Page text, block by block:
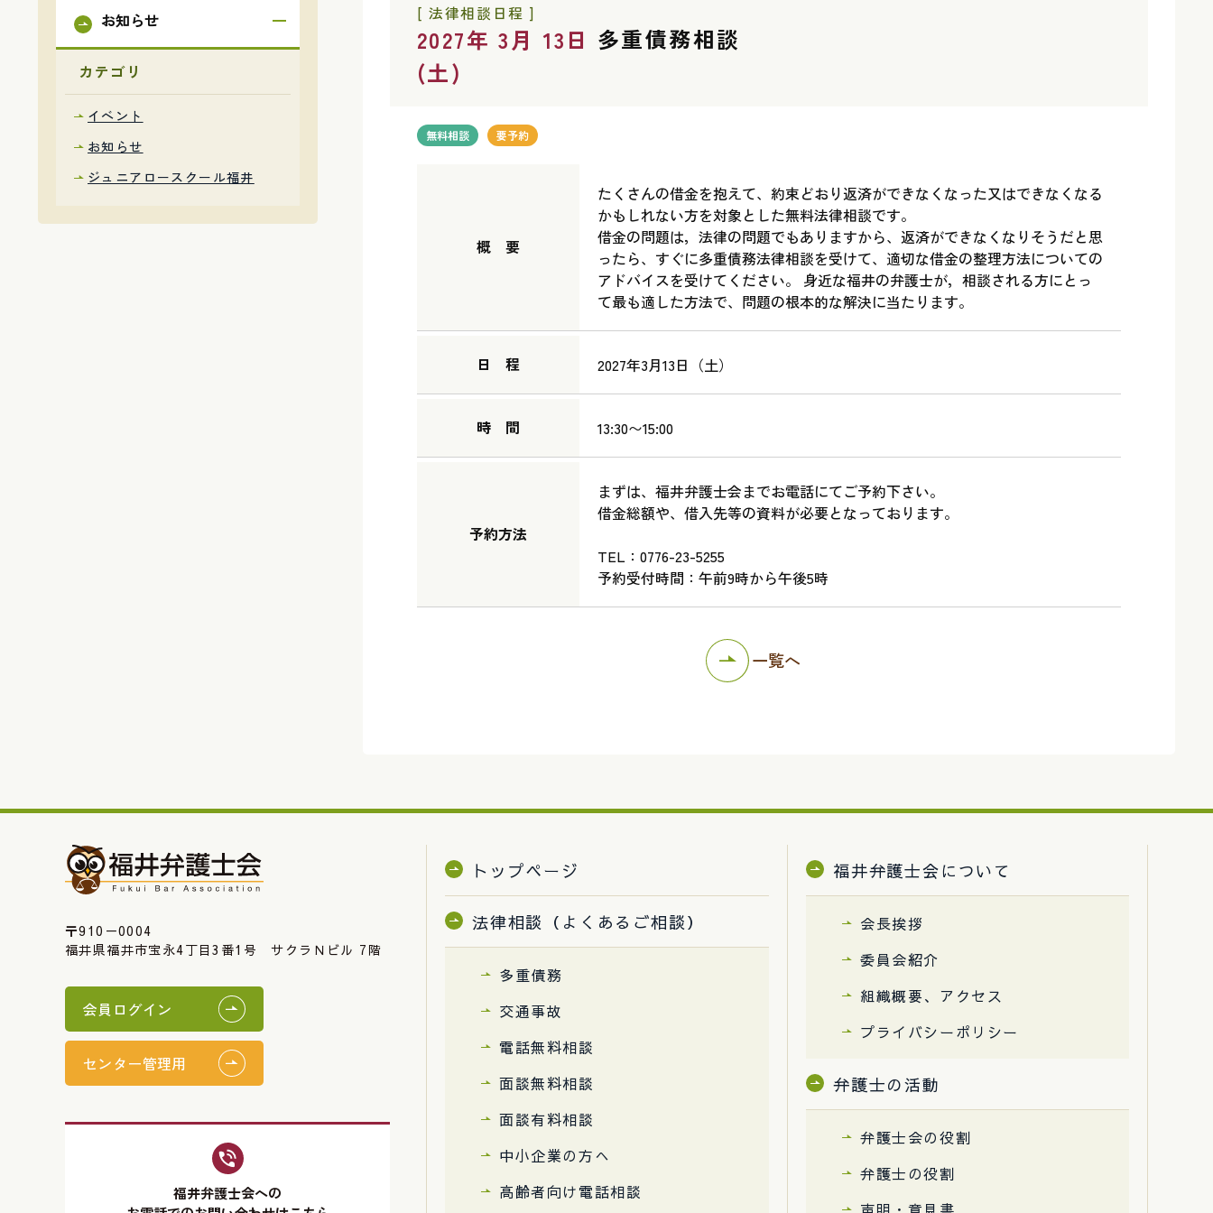
お知らせ
カテゴリ
イベント
お知らせ
ジュニアロースクール福井
[ 法律相談日程 ]
2027年 3月 13日
(土)
多重債務相談
無料相談 要予約
概 要
たくさんの借金を抱えて、約束どおり返済ができなくなった又はできなくなる
かもしれない方を対象とした無料法律相談です。
借金の問題は，法律の問題でもありますから、返済ができなくなりそうだと思
ったら、すぐに多重債務法律相談を受けて、適切な借金の整理方法についての
アドバイスを受けてください。 身近な福井の弁護士が，相談される方にとっ
て最も適した方法で、問題の根本的な解決に当たります。
日 程 2027年3月13日（土）
時 間 13:30〜15:00
予約方法
まずは、福井弁護士会までお電話にてご予約下さい。
借金総額や、借入先等の資料が必要となっております。
TEL：0776-23-5255
予約受付時間：午前9時から午後5時
一覧へ
〒910－0004
福井県福井市宝永4丁目3番1号 サクラＮビル 7階
会員ログイン
センター管理用
福井弁護士会への
トップページ
法律相談（よくあるご相談）
多重債務
交通事故
電話無料相談
面談無料相談
面談有料相談
中小企業の方へ
高齢者向け電話相談
福井弁護士会について
会長挨拶
委員会紹介
組織概要、アクセス
プライバシーポリシー
弁護士の活動
弁護士会の役割
弁護士の役割